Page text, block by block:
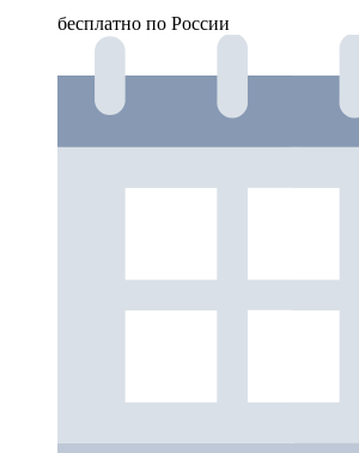
бесплатно по России